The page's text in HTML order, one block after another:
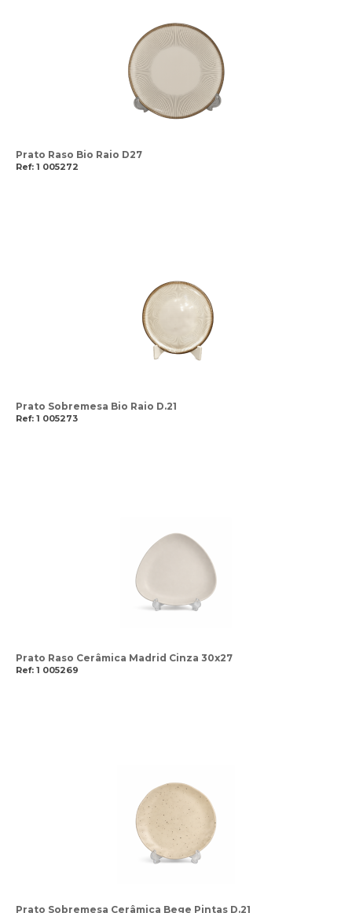
Prato Raso Bio Raio D27
Ref: 1 005272
Prato Sobremesa Bio Raio D.21
Ref: 1 005273
Prato Raso Cerâmica Madrid Cinza 30x27
Ref: 1 005269
Prato Sobremesa Cerâmica Bege Pintas D.21